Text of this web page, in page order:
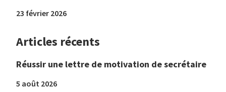
23 février 2026
Articles récents
Réussir une lettre de motivation de secrétaire
5 août 2026